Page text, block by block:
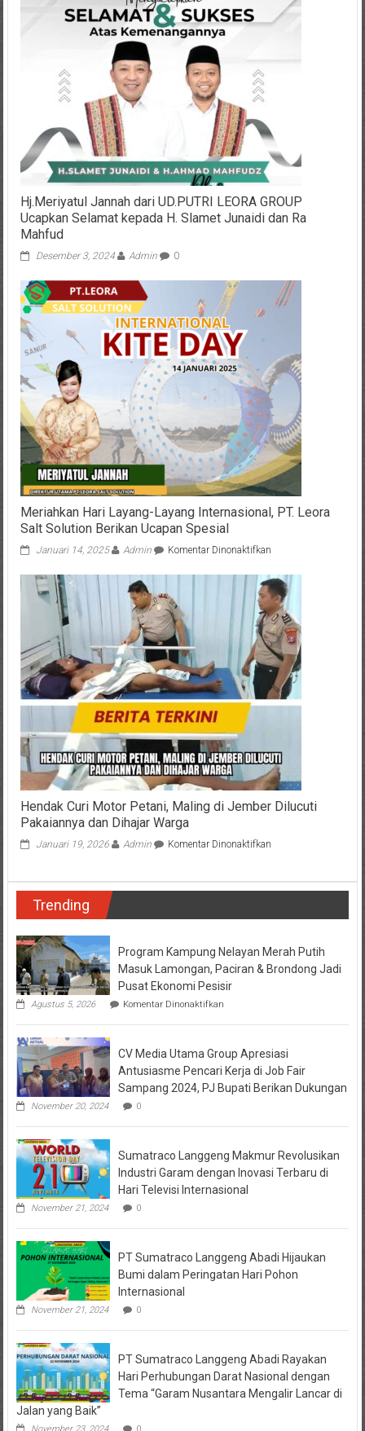
Hj.Meriyatul Jannah dari UD.PUTRI LEORA GROUP
Ucapkan Selamat kepada H. Slamet Junaidi dan Ra
Mahfud
Desember 3, 2024 Admin 0
Meriahkan Hari Layang-Layang Internasional, PT. Leora
Salt Solution Berikan Ucapan Spesial
Januari 14, 2025 Admin Komentar Dinonaktifkanpada
Hari
Layang-
Layang
Internasional,
PT.
Leora
Salt
Solution
Berikan
Hendak Curi Motor Petani, Maling di Jember Dilucuti
Pakaiannya dan Dihajar Warga
Januari 19, 2026 Admin Komentar Dinonaktifkanpada
Jember
Pakaiannya
Trending
Program Kampung Nelayan Merah Putih
Masuk Lamongan, Paciran & Brondong Jadi
Pusat Ekonomi Pesisir
Agustus 5, 2026 Komentar Dinonaktifkanpada
Kampung
Merah
Putih
Masuk
Lamongan,
Brondong
Pusat
Ekonomi
Pesisir
CV Media Utama Group Apresiasi
Antusiasme Pencari Kerja di Job Fair
Sampang 2024, PJ Bupati Berikan Dukungan
November 20, 2024 0
Sumatraco Langgeng Makmur Revolusikan
Industri Garam dengan Inovasi Terbaru di
Hari Televisi Internasional
November 21, 2024 0
PT Sumatraco Langgeng Abadi Hijaukan
Bumi dalam Peringatan Hari Pohon
Internasional
November 21, 2024 0
PT Sumatraco Langgeng Abadi Rayakan
Hari Perhubungan Darat Nasional dengan
Tema “Garam Nusantara Mengalir Lancar di
Jalan yang Baik”
November 23, 2024 0